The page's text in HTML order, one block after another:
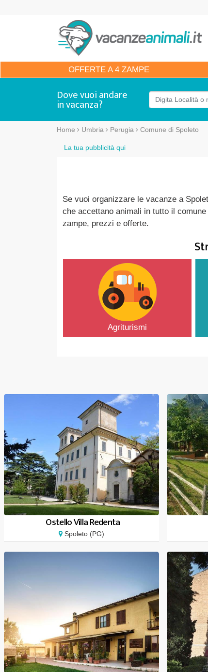
OFFERTEA 4 ZAMPE
Dove vuoi andare
in vacanza?
Home Umbria Perugia Comune di Spoleto
La tua pubblicità qui
Se vuoi organizzare le vacanze a
che accettano animali in tutto il
zampe, prezzi e offerte.
Agriturismi
Ostello Villa Redenta
Spoleto (PG)